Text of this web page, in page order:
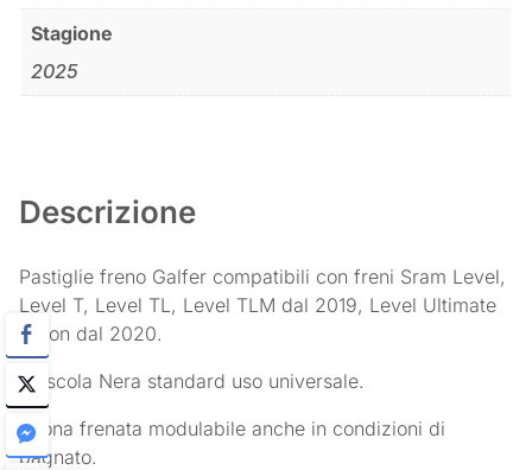
Stagione
2025
Descrizione
Pastiglie freno Galfer compatibili con freni Sram Level,
Level T, Level TL, Level TLM dal 2019, Level Ultimate
arbon dal 2020.
Mescola Nera standard uso universale.
Buona frenata modulabile anche in condizioni di
bagnato.